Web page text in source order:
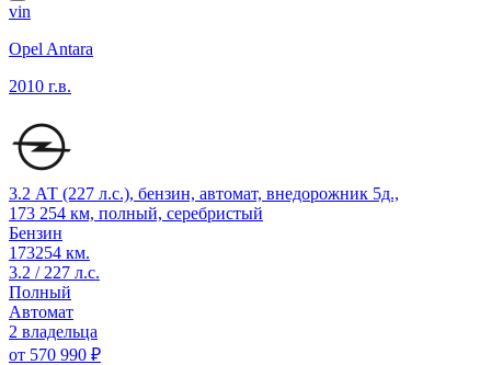
vin
Opel Antara
2010 г.в.
3.2 АТ (227 л.с.), бензин, автомат, внедорожник 5д.,
173 254 км, полный, серебристый
Бензин
173254 км.
3.2 / 227 л.с.
Полный
Автомат
2 владельца
от 570 990 ₽